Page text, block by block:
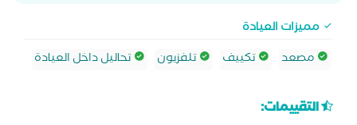
مميزات العيادة
مصعد
تكييف تلفزيون تحاليل داخل العيادة
التقييمات: